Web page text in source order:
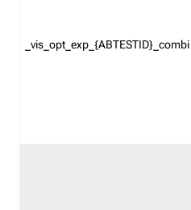
_vis_opt_exp_{ABTESTID}_combi